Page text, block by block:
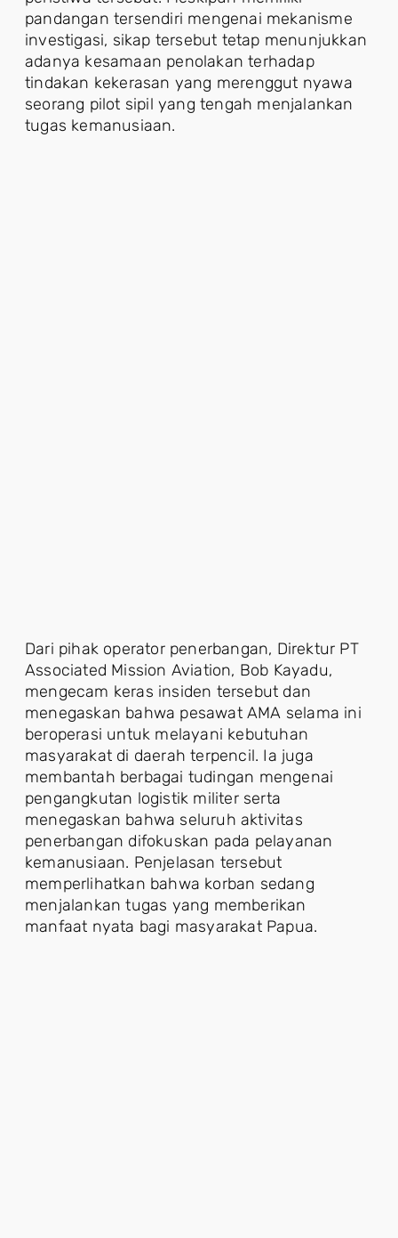
pandangan tersendiri mengenai mekanisme
investigasi, sikap tersebut tetap menunjukkan
adanya kesamaan penolakan terhadap
tindakan kekerasan yang merenggut nyawa
seorang pilot sipil yang tengah menjalankan
tugas kemanusiaan.
Dari pihak operator penerbangan, Direktur PT
Associated Mission Aviation, Bob Kayadu,
mengecam keras insiden tersebut dan
menegaskan bahwa pesawat AMA selama ini
beroperasi untuk melayani kebutuhan
masyarakat di daerah terpencil. Ia juga
membantah berbagai tudingan mengenai
pengangkutan logistik militer serta
menegaskan bahwa seluruh aktivitas
penerbangan difokuskan pada pelayanan
kemanusiaan. Penjelasan tersebut
memperlihatkan bahwa korban sedang
menjalankan tugas yang memberikan
manfaat nyata bagi masyarakat Papua.